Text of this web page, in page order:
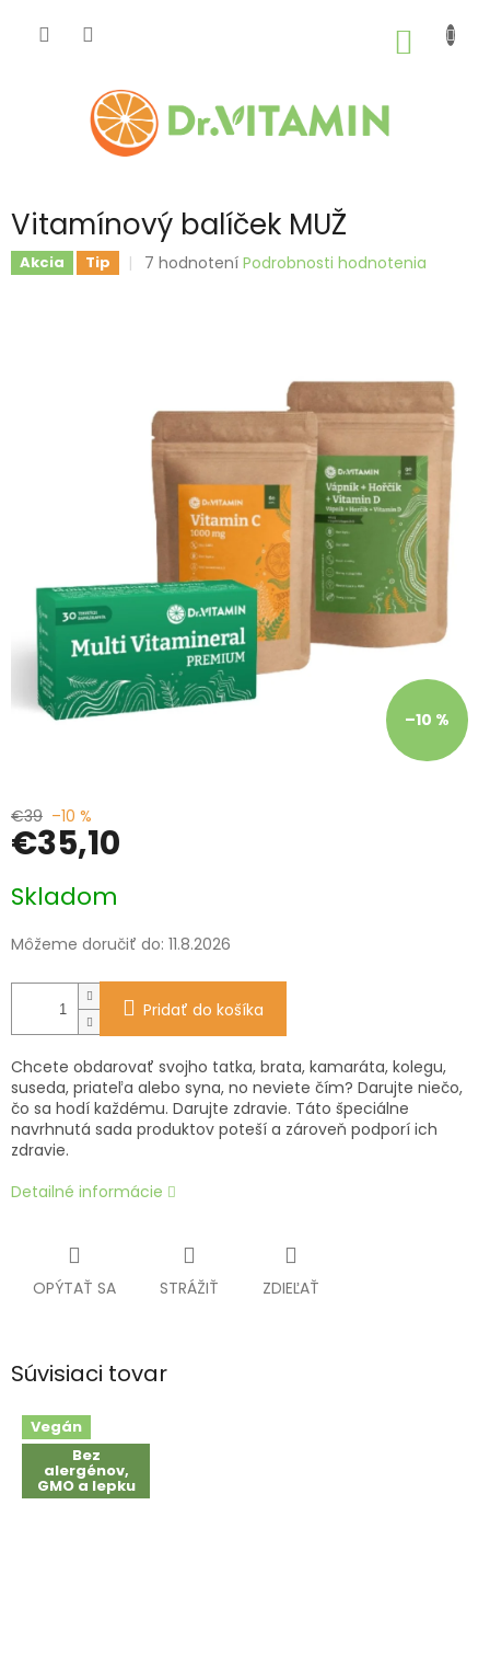
Vitamínový balíček MUŽ
Akcia Tip
Priemerné
hviezdičiek.
7 hodnotení Podrobnosti hodnotenia
–10 %
€39 –10 %
€35,10
cena:
Skladom
Môžeme doručiť do: 11.8.2026
Pridať do košíka
Chcete obdarovať svojho tatka, brata, kamaráta, kolegu,
suseda, priateľa alebo syna, no neviete čím? Darujte niečo,
čo sa hodí každému. Darujte zdravie. Táto špeciálne
navrhnutá sada produktov poteší a zároveň podporí ich
zdravie.
Detailné informácie
OPÝTAŤ SA STRÁŽIŤ ZDIEĽAŤ
Súvisiaci tovar
Vegán
Bez
alergénov,
GMO a lepku